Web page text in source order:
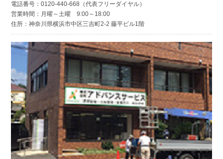
電話番号：0120-440-668（代表フリーダイヤル）
営業時間：月曜～土曜 9:00～18:00
住所：神奈川県横浜市中区三吉町2-2 藤平ビル1階